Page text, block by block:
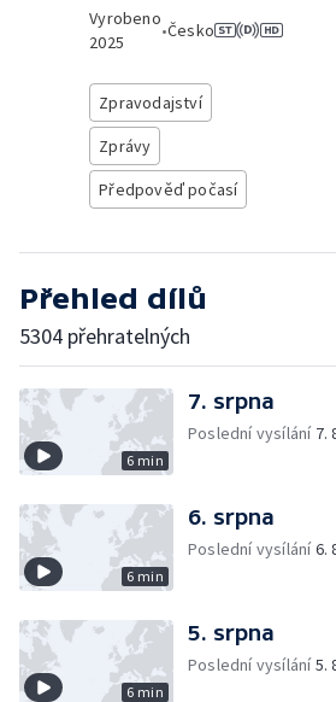
Vyrobeno
2025
•Česko
Zpravodajství
Zprávy
Předpověď počasí
Přehled dílů
5304 přehratelných
6 min
7. srpna
Poslední vysílání 7.
6 min
6. srpna
Poslední vysílání6.
6 min
5. srpna
Poslední vysílání5.